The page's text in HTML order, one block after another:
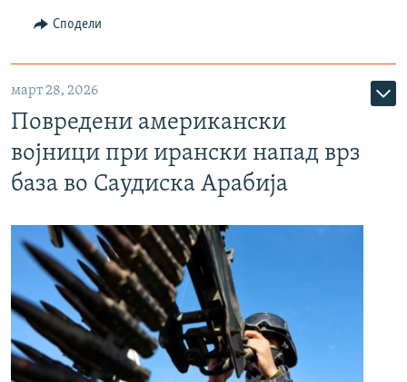
Сподели
март 28, 2026
Повредени американски
војници при ирански напад врз
база во Саудиска Арабија